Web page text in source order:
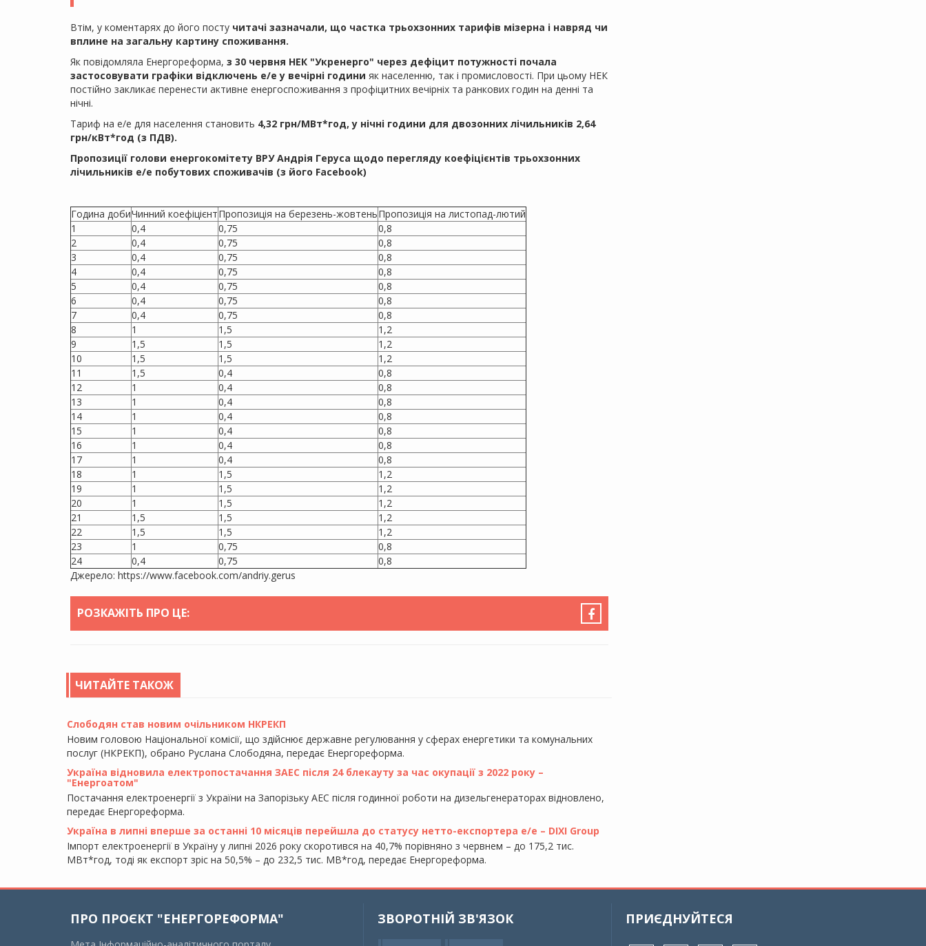
Втім, у коментарях до його посту читачі зазначали, що частка трьохзонних тарифів мізерна і навряд чи
вплине на загальну картину споживання.
Як повідомляла Енергореформа, з 30 червня НЕК "Укренерго" через дефіцит потужності почала
застосовувати графіки відключень е/е у вечірні години як населенню, так і промисловості. При цьому НЕК
постійно закликає перенести активне енергоспоживання з профіцитних вечірніх та ранкових годин на денні та
нічні.
Тариф на е/е для населення становить 4,32 грн/МВт*год, у нічні години для двозонних лічильників 2,64
грн/кВт*год (з ПДВ).
Пропозиції голови енергокомітету ВРУ Андрія Геруса щодо перегляду коефіцієнтів трьохзонних
лічильників е/е побутових споживачів (з його Facebook)
Година добиЧинний коефіцієнтПропозиція на березень-жовтеньПропозиція на листопад-лютий
1
0,4 0,75
0,8
2
0,4 0,75
0,8
3
0,4 0,75
0,8
4
0,4 0,75
0,8
5
0,4 0,75
0,8
6
0,4 0,75
0,8
7
0,4 0,75
0,8
8
1 1,5
1,2
9
1,5 1,5
1,2
10
1,5 1,5
1,2
11
1,5 0,4
0,8
12
1 0,4
0,8
13
1 0,4
0,8
14
1 0,4
0,8
15
1 0,4
0,8
16
1 0,4
0,8
17
1 0,4
0,8
18
1 1,5
1,2
19
1 1,5
1,2
20
1 1,5
1,2
21
1,5 1,5
1,2
22
1,5 1,5
1,2
23
1 0,75
0,8
24
0,4 0,75
0,8
Джерело: https://www.facebook.com/andriy.gerus
РОЗКАЖІТЬ ПРО ЦЕ:
ЧИТАЙТЕ ТАКОЖ
Слободян став новим очільником НКРЕКП
Новим головою Національної комісії, що здійснює державне регулювання у сферах енергетики та комунальних
послуг (НКРЕКП), обрано Руслана Слободяна, передає Енергореформа.
Україна відновила електропостачання ЗАЕС після 24 блекауту за час окупації з 2022 року –
"Енергоатом"
Постачання електроенергії з України на Запорізьку АЕС після годинної роботи на дизельгенераторах відновлено,
передає Енергореформа.
Україна в липні вперше за останні 10 місяців перейшла до статусу нетто-експортера е/е – DIXI Group
Імпорт електроенергії в Україну у липні 2026 року скоротився на 40,7% порівняно з червнем – до 175,2 тис.
МВт*год, тоді як експорт зріс на 50,5% – до 232,5 тис. МВ*год, передає Енергореформа.
ПРО ПРОЄКТ "ЕНЕРГОРЕФОРМА" ЗВОРОТНІЙ ЗВ'ЯЗОК ПРИЄДНУЙТЕСЯ